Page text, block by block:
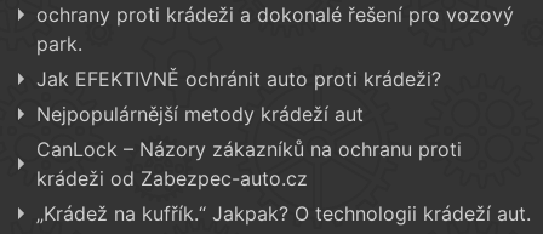
ochrany proti krádeži a dokonalé řešení pro vozový
park.
Jak EFEKTIVNĚ ochránit auto proti krádeži?
Nejpopulárnější metody krádeží aut
CanLock – Názory zákazníků na ochranu proti
krádeži od Zabezpec-auto.cz
„Krádež na kufřík.“ Jakpak? O technologii krádeží aut.